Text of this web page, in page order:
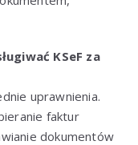
KSeF za
uprawnienia.
faktur
dokumentów